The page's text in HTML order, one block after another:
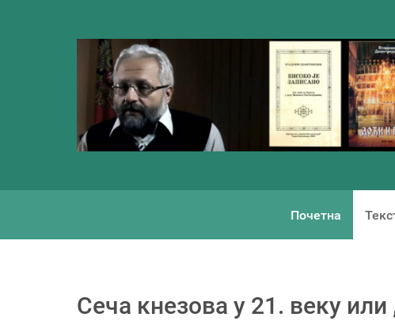
Почетна
Сеча кнезова у 21. веку